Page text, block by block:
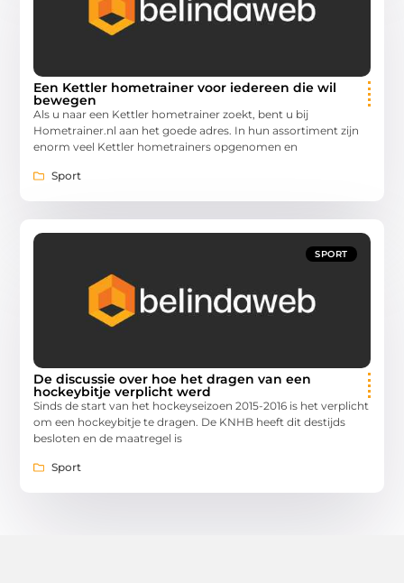
Een Kettler hometrainer voor iedereen die wil
bewegen
Als u naar een Kettler hometrainer zoekt, bent u bij
Hometrainer.nl aan het goede adres. In hun assortiment zijn
enorm veel Kettler hometrainers opgenomen en
Sport
SPORT
De discussie over hoe het dragen van een
hockeybitje verplicht werd
Sinds de start van het hockeyseizoen 2015-2016 is het verplicht
om een hockeybitje te dragen. De KNHB heeft dit destijds
besloten en de maatregel is
Sport